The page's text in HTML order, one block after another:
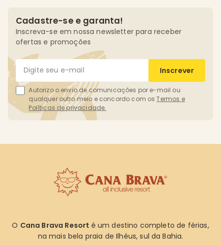
Cadastre-se e garanta!
Inscreva-se em nossa newsletter para receber
ofertas e promoções
Inscrever
Autorizo o envio de comunicações por e-mail ou
qualquer outro meio e concordo com osTermos e
Políticas de privacidade.
O Cana Brava Resort é um destino completo de férias,
na mais bela praia de Ilhéus, sul da Bahia.